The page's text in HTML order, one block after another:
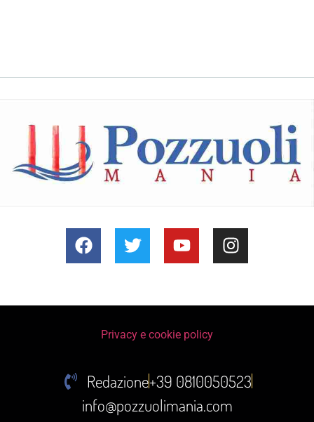
Redazione+39 0810050523
info@pozzuolimania.com
Privacy e cookie policy